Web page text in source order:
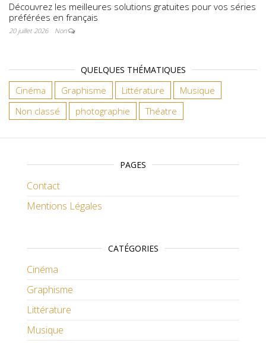
Découvrez les meilleures solutions gratuites pour vos séries
préférées en français
20 juillet 2026 Non
QUELQUES THÉMATIQUES
Cinéma Graphisme Littérature
Musique
Non classé
photographie Théatre
PAGES
Contact
Mentions Légales
CATÉGORIES
Cinéma
Graphisme
Littérature
Musique